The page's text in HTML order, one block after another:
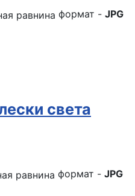
формат - JPG
света
формат - JPG